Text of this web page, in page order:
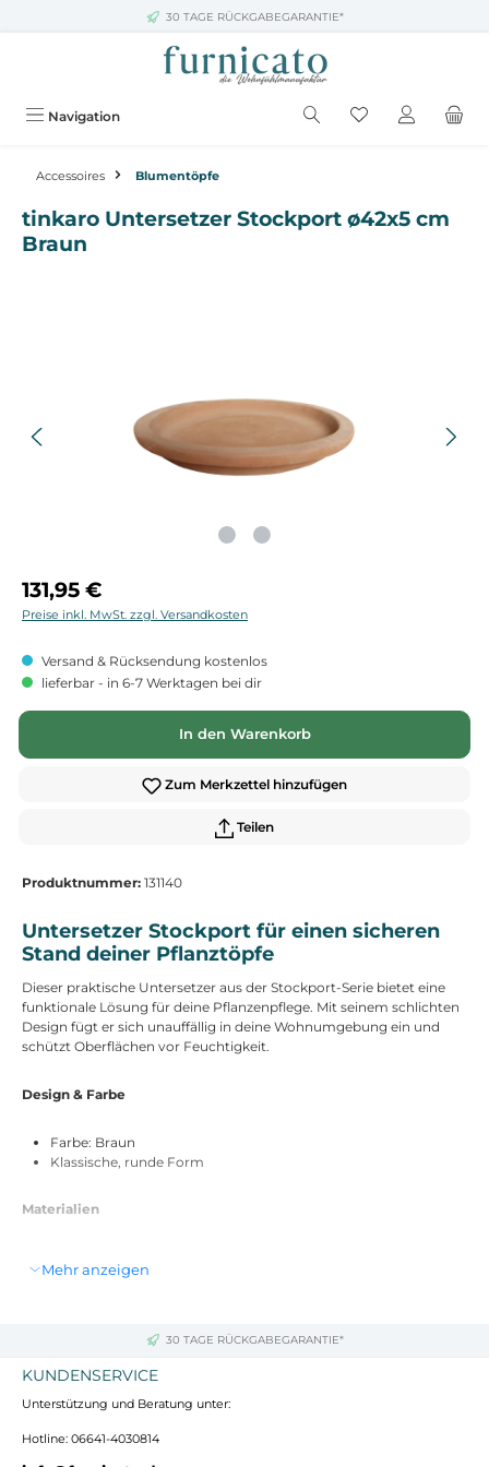
Zum Hauptinhalt springen30 TAGE RÜCKGABEGARANTIE*
Navigation
Accessoires Blumentöpfe
tinkaro Untersetzer Stockport ø42x5 cm
Braun
Regulärer Preis:
131,95 €
Preise inkl. MwSt. zzgl. Versandkosten
Versand & Rücksendung kostenlos
lieferbar - in 6-7 Werktagen bei dir
In den Warenkorb
Zum Merkzettel hinzufügen
Teilen
Produktnummer: 131140
Untersetzer Stockport für einen sicheren
Stand deiner Pflanztöpfe
Dieser praktische Untersetzer aus der Stockport-Serie bietet eine
funktionale Lösung für deine Pflanzenpflege. Mit seinem schlichten
Design fügt er sich unauffällig in deine Wohnumgebung ein und
schützt Oberflächen vor Feuchtigkeit.
Design & Farbe
Farbe: Braun
Klassische, runde Form
Materialien
Durchmesser: 42 cm
Höhe: 5 cm
Mehr anzeigen
30 TAGE RÜCKGABEGARANTIE*
KUNDENSERVICE
Unterstützung und Beratung unter:
Hotline: 06641-4030814